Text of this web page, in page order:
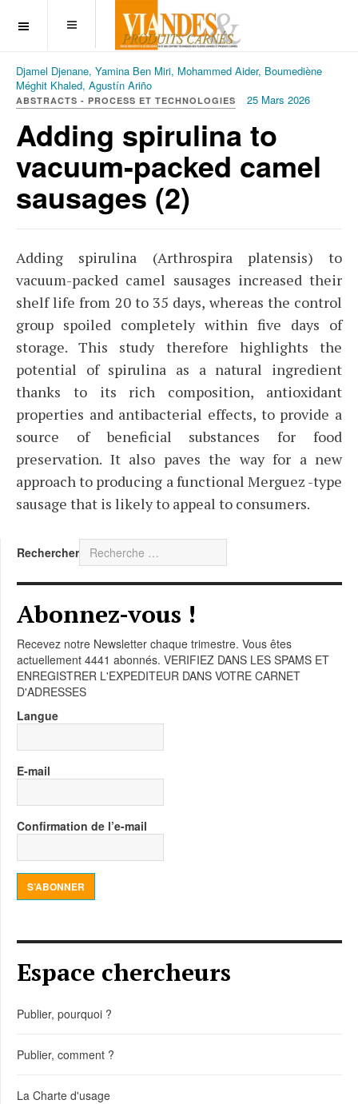
OFF CANVAS
Djamel Djenane, Yamina Ben Miri, Mohammed Aider, Boumediène
Méghit Khaled, Agustín Ariño
ABSTRACTS - PROCESS ET TECHNOLOGIES 25 Mars 2026
Adding spirulina to
vacuum-packed camel
sausages (2)
Adding spirulina (Arthrospira platensis) to
vacuum-packed camel sausages increased their
shelf life from 20 to 35 days, whereas the control
group spoiled completely within five days of
storage. This study therefore highlights the
potential of spirulina as a natural ingredient
thanks to its rich composition, antioxidant
properties and antibacterial effects, to provide a
source of beneficial substances for food
preservation. It also paves the way for a new
approach to producing a functional Merguez -type
sausage that is likely to appeal to consumers.
Rechercher
Abonnez-vous !
Recevez notre Newsletter chaque trimestre. Vous êtes
actuellement 4441 abonnés. VERIFIEZ DANS LES SPAMS ET
ENREGISTRER L'EXPEDITEUR DANS VOTRE CARNET
D'ADRESSES
Langue
E-mail
Confirmation de l’e-mail
S’ABONNER
Espace chercheurs
Publier, pourquoi ?
Publier, comment ?
La Charte d'usage